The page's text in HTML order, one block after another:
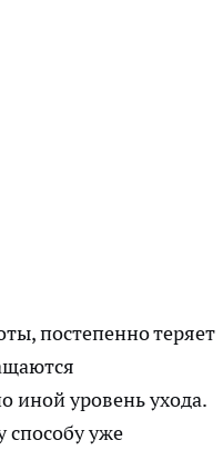
постепенно теряет
уровень ухода.
способу уже